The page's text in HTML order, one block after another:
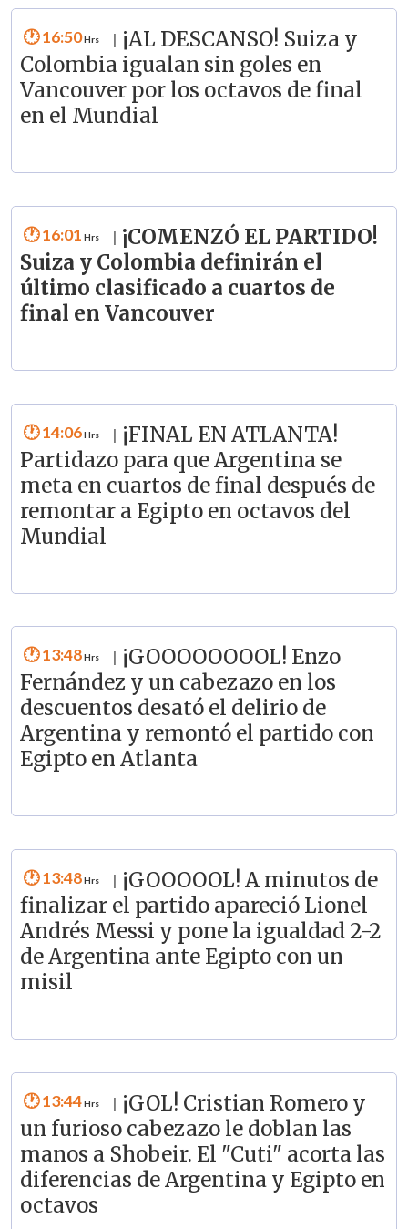
16:50
¡AL DESCANSO! Suiza y
Colombia igualan sin goles en
Vancouver por los octavos de final
en el Mundial
16:01
¡COMENZÓ EL PARTIDO!
Suiza y Colombia definirán el
último clasificado a cuartos de
final en Vancouver
14:06
¡FINAL EN ATLANTA!
Partidazo para que Argentina se
meta en cuartos de final después de
remontar a Egipto en octavos del
Mundial
13:48
¡GOOOOOOOOL! Enzo
Fernández y un cabezazo en los
descuentos desató el delirio de
Argentina y remontó el partido con
Egipto en Atlanta
13:48
¡GOOOOOL! A minutos de
finalizar el partido apareció Lionel
Andrés Messi y pone la igualdad 2-2
de Argentina ante Egipto con un
misil
13:44
¡GOL! Cristian Romero y
un furioso cabezazo le doblan las
manos a Shobeir. El "Cuti" acorta las
diferencias de Argentina y Egipto en
octavos